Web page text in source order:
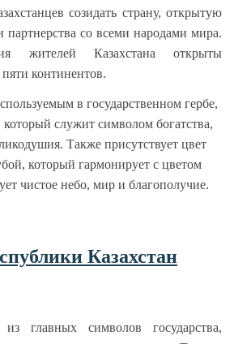
созидать страну, открытую
партнерства со всеми народами мира.
жителей Казахстана открыты
континентов.
в государственном гербе,
который служит символом богатства,
Также присутствует цвет
который гармонирует с цветом
чистое небо, мир и благополучие.
Казахстан
главных символов государства,